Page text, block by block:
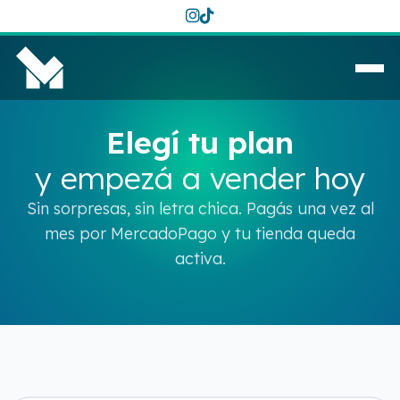
Elegí tu plan
y empezá a vender hoy
Sin sorpresas, sin letra chica. Pagás una vez al
mes por MercadoPago y tu tienda queda
activa.